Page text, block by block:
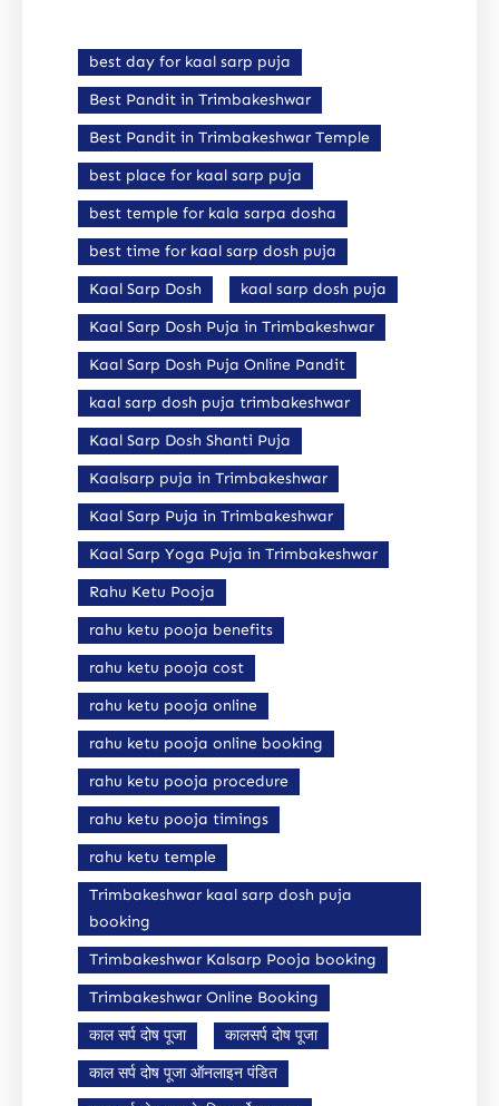
best day for kaal sarp puja
Best Pandit in Trimbakeshwar
Best Pandit in Trimbakeshwar Temple
best place for kaal sarp puja
best temple for kala sarpa dosha
best time for kaal sarp dosh puja
Kaal Sarp Dosh
kaal sarp dosh puja
Kaal Sarp Dosh Puja in Trimbakeshwar
Kaal Sarp Dosh Puja Online Pandit
kaal sarp dosh puja trimbakeshwar
Kaal Sarp Dosh Shanti Puja
Kaalsarp puja in Trimbakeshwar
Kaal Sarp Puja in Trimbakeshwar
Kaal Sarp Yoga Puja in Trimbakeshwar
Rahu Ketu Pooja
rahu ketu pooja benefits
rahu ketu pooja cost
rahu ketu pooja online
rahu ketu pooja online booking
rahu ketu pooja procedure
rahu ketu pooja timings
rahu ketu temple
Trimbakeshwar kaal sarp dosh puja
booking
Trimbakeshwar Kalsarp Pooja booking
Trimbakeshwar Online Booking
काल सर्प दोष पूजा
कालसर्प दोष पूजा
काल सर्प दोष पूजा ऑनलाइन पंडित